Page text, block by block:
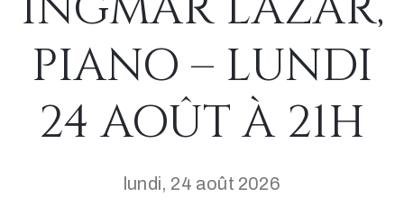
PIANO – LUNDI
24 AOÛT À 21H
lundi, 24 août 2026